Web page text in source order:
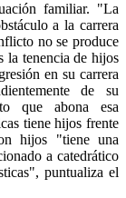
familiar. "La
a la carrera
no se produce
la tenencia de hijos
en su carrera
de su
que abona esa
tiene hijos frente
hijos "tiene una
a catedrático
puntualiza el